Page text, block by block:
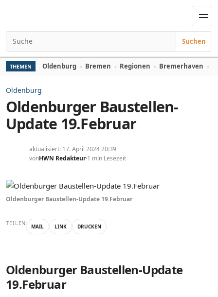
Suchen nach:
Suchen
THEMEN Oldenburg Bremen Regionen Bremerhaven
Oldenburg
Oldenburger Baustellen-
Update 19.Februar
aktualisiert: 17. April 2024 20:39
vonHWN Redakteur 1 min Lesezeit
Oldenburger Baustellen-Update 19.Februar
TEILEN MAIL LINK DRUCKEN
Oldenburger Baustellen-Update
19.Februar